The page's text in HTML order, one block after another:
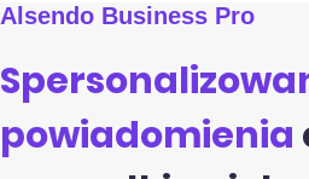
Alsendo Business Pro
powiadomienia